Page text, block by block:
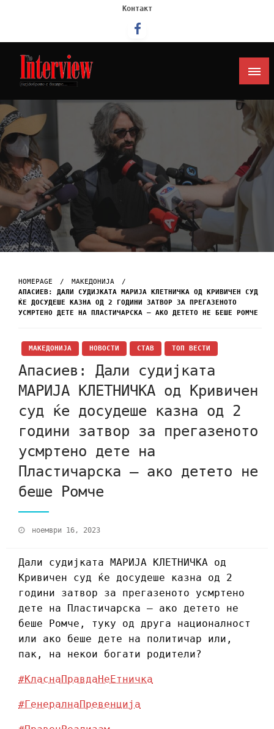
Контакт
Интервју
HOMEPAGE
МАКЕДОНИЈА
АПАСИЕВ: ДАЛИ СУДИЈКАТА МАРИЈА КЛЕТНИЧКА ОД КРИВИЧЕН СУД
ЌЕ ДОСУДЕШЕ КАЗНА ОД 2 ГОДИНИ ЗАТВОР ЗА ПРЕГАЗЕНОТО
УСМРТЕНО ДЕТЕ НА ПЛАСТИЧАРСКА – АКО ДЕТЕТО НЕ БЕШЕ РОМЧЕ
МАКЕДОНИЈА НОВОСТИ СТАВ ТОП ВЕСТИ
Апасиев: Дали судијката
МАРИЈА КЛЕТНИЧКА од Кривичен
суд ќе досудеше казна од 2
години затвор за прегазеното
усмртено дете на
Пластичарска – ако детето не
беше Ромче
ноември 16, 2023
Дали судијката МАРИЈА КЛЕТНИЧКА од
Кривичен суд ќе досудеше казна од 2
години затвор за прегазеното усмртено
дете на Пластичарска – ако детето не
беше Ромче, туку од друга националност
или ако беше дете на политичар или,
пак, на некои богати родители?
#КласнаПравдаНеЕтничка
#ГенералнаПревенција